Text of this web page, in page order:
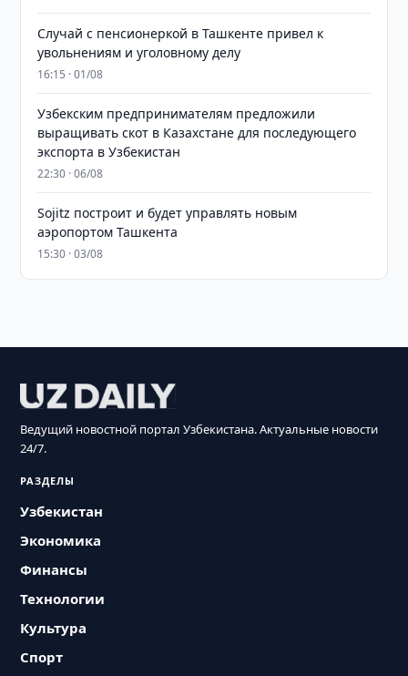
Случай с пенсионеркой в Ташкенте привел к
увольнениям и уголовному делу
16:15 · 01/08
Узбекским предпринимателям предложили
выращивать скот в Казахстане для последующего
экспорта в Узбекистан
22:30 · 06/08
Sojitz построит и будет управлять новым
аэропортом Ташкента
15:30 · 03/08
Ведущий новостной портал Узбекистана. Актуальные новости
24/7.
РАЗДЕЛЫ
Узбекистан
Экономика
Финансы
Технологии
Культура
Спорт